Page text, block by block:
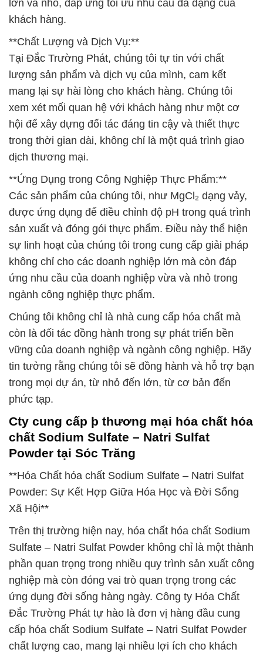
lớn và nhỏ, đáp ứng tối ưu nhu cầu đa dạng của
khách hàng.
**Chất Lượng và Dịch Vụ:**
Tại Đắc Trường Phát, chúng tôi tự tin với chất
lượng sản phẩm và dịch vụ của mình, cam kết
mang lại sự hài lòng cho khách hàng. Chúng tôi
xem xét mối quan hệ với khách hàng như một cơ
hội để xây dựng đối tác đáng tin cậy và thiết thực
trong thời gian dài, không chỉ là một quá trình giao
dịch thương mại.
**Ứng Dụng trong Công Nghiệp Thực Phẩm:**
Các sản phẩm của chúng tôi, như MgCl₂ dạng vảy,
được ứng dụng để điều chỉnh độ pH trong quá trình
sản xuất và đóng gói thực phẩm. Điều này thể hiện
sự linh hoạt của chúng tôi trong cung cấp giải pháp
không chỉ cho các doanh nghiệp lớn mà còn đáp
ứng nhu cầu của doanh nghiệp vừa và nhỏ trong
ngành công nghiệp thực phẩm.
Chúng tôi không chỉ là nhà cung cấp hóa chất mà
còn là đối tác đồng hành trong sự phát triển bền
vững của doanh nghiệp và ngành công nghiệp. Hãy
tin tưởng rằng chúng tôi sẽ đồng hành và hỗ trợ bạn
trong mọi dự án, từ nhỏ đến lớn, từ cơ bản đến
phức tạp.
Cty cung cấp þ thương mại hóa chất hóa
chất Sodium Sulfate – Natri Sulfat
Powder tại Sóc Trăng
**Hóa Chất hóa chất Sodium Sulfate – Natri Sulfat
Powder: Sự Kết Hợp Giữa Hóa Học và Đời Sống
Xã Hội**
Trên thị trường hiện nay, hóa chất hóa chất Sodium
Sulfate – Natri Sulfat Powder không chỉ là một thành
phần quan trọng trong nhiều quy trình sản xuất công
nghiệp mà còn đóng vai trò quan trọng trong các
ứng dụng đời sống hàng ngày. Công ty Hóa Chất
Đắc Trường Phát tự hào là đơn vị hàng đầu cung
cấp hóa chất Sodium Sulfate – Natri Sulfat Powder
chất lượng cao, mang lại nhiều lợi ích cho khách